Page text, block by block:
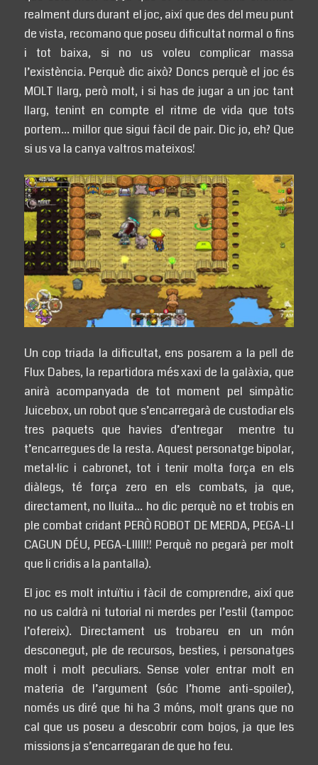
realment durs durant el joc, així que des del meu punt
de vista, recomano que poseu dificultat normal o fins
i tot baixa, si no us voleu complicar massa
l’existència. Perquè dic això? Doncs perquè el joc és
MOLT llarg, però molt, i si has de jugar a un joc tant
llarg, tenint en compte el ritme de vida que tots
portem… millor que sigui fàcil de pair. Dic jo, eh? Que
si us va la canya valtros mateixos!
Un cop triada la dificultat, ens posarem a la pell de
Flux Dabes, la repartidora més xaxi de la galàxia, que
anirà acompanyada de tot moment pel simpàtic
Juicebox, un robot que s’encarregarà de custodiar els
tres paquets que havies d’entregar mentre tu
t’encarregues de la resta. Aquest personatge bipolar,
metal·lic i cabronet, tot i tenir molta força en els
diàlegs, té força zero en els combats, ja que,
directament, no lluita… ho dic perquè no et trobis en
ple combat cridant PERÒ ROBOT DE MERDA, PEGA-LI
CAGUN DÉU, PEGA-LIIIII!! Perquè no pegarà per molt
que li cridis a la pantalla).
El joc es molt intuïtiu i fàcil de comprendre, així que
no us caldrà ni tutorial ni merdes per l’estil (tampoc
l’ofereix). Directament us trobareu en un món
desconegut, ple de recursos, besties, i personatges
molt i molt peculiars. Sense voler entrar molt en
materia de l’argument (sóc l’home anti-spoiler),
només us diré que hi ha 3 móns, molt grans que no
cal que us poseu a descobrir com bojos, ja que les
missions ja s’encarregaran de que ho feu.